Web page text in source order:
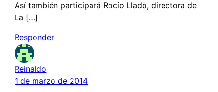
Así también participará Rocío Lladó, directora de
La […]
Responder
Reinaldo
1 de marzo de 2014